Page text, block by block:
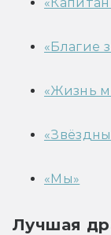
«Благие
«Жизнь
«Мы»
Лучшая